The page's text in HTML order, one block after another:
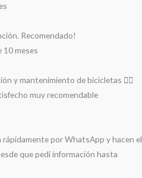
Recomendado!
10 meses
y mantenimiento de bicicletas 🚵‍♀️
muy recomendable
por WhatsApp y hacen el
que pedí información hasta